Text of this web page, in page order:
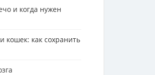
и когда нужен
кошек: как сохранить